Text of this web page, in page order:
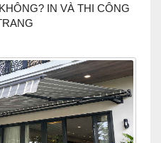
IN VÀ THI CÔNG